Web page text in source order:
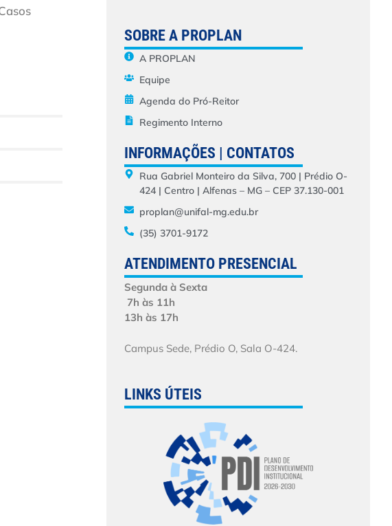
SOBRE A PROPLAN
A PROPLAN
Equipe
Agenda do Pró-Reitor
Regimento Interno
INFORMAÇÕES | CONTATOS
Rua Gabriel Monteiro da Silva, 700 | Prédio O-
424 | Centro | Alfenas – MG – CEP 37.130-001
proplan@unifal-mg.edu.br
(35) 3701-9172
ATENDIMENTO PRESENCIAL
Segunda à Sexta
7h às 11h
13h às 17h
Campus Sede, Prédio O, Sala O-424.
LINKS ÚTEIS